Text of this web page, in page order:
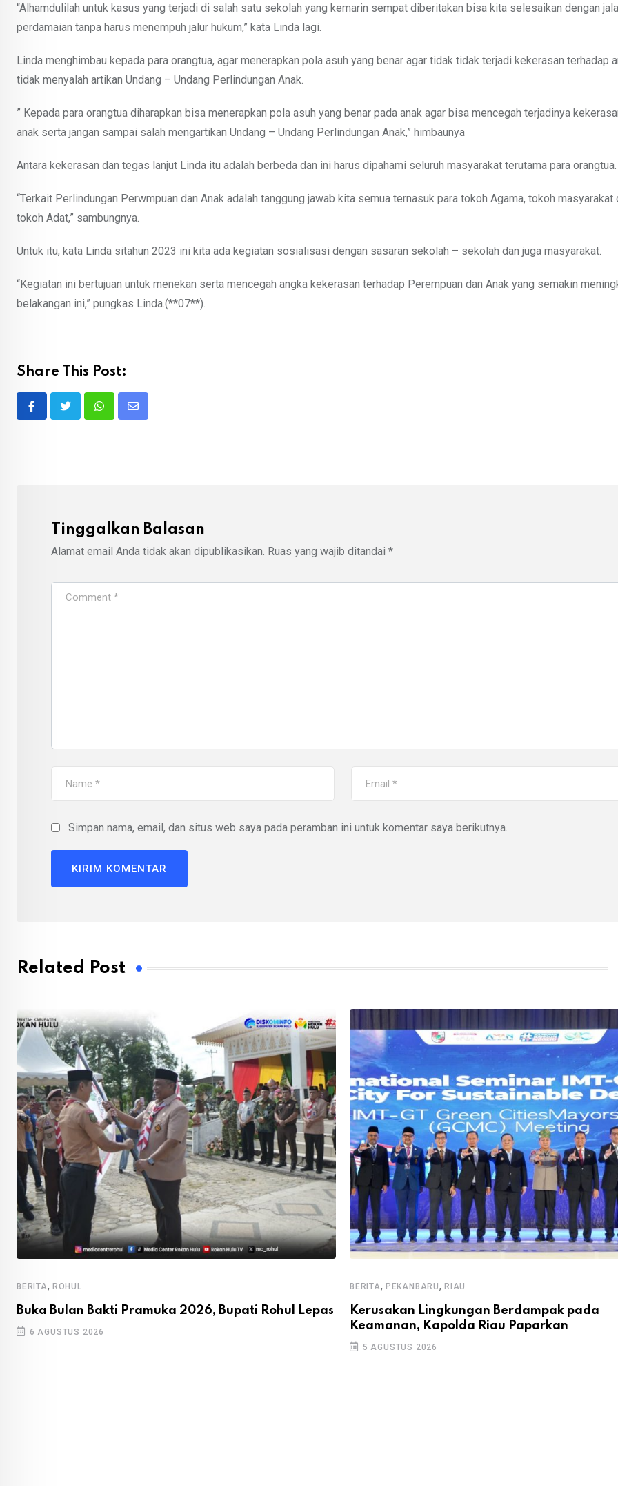
“Alhamdulilah untuk kasus yang terjadi di salah satu sekolah yang kemarin sempat diberitakan bisa kita selesaikan dengan
perdamaian tanpa harus menempuh jalur hukum,” kata Linda lagi.
Linda menghimbau kepada para orangtua, agar menerapkan pola asuh yang benar agar tidak tidak terjadi kekerasan terhadap
tidak menyalah artikan Undang – Undang Perlindungan Anak.
” Kepada para orangtua diharapkan bisa menerapkan pola asuh yang benar pada anak agar bisa mencegah terjadinya
anak serta jangan sampai salah mengartikan Undang – Undang Perlindungan Anak,” himbaunya
Antara kekerasan dan tegas lanjut Linda itu adalah berbeda dan ini harus dipahami seluruh masyarakat terutama para orangtua.
“Terkait Perlindungan Perwmpuan dan Anak adalah tanggung jawab kita semua ternasuk para tokoh Agama, tokoh masyarakat
tokoh Adat,” sambungnya.
Untuk itu, kata Linda sitahun 2023 ini kita ada kegiatan sosialisasi dengan sasaran sekolah – sekolah dan juga masyarakat.
“Kegiatan ini bertujuan untuk menekan serta mencegah angka kekerasan terhadap Perempuan dan Anak yang semakin
belakangan ini,” pungkas Linda.(**07**).
Share This Post:
WhatsappShare
Tinggalkan Balasan
Alamat email Anda tidak akan dipublikasikan. Ruas yang wajib ditandai *
Simpan nama, email, dan situs web saya pada peramban ini untuk komentar saya berikutnya.
Related Post
BERITA, ROHUL
Buka Bulan Bakti Pramuka 2026, Bupati Rohul Lepas
6 AGUSTUS 2026
BERITA, PEKANBARU,RIAU
Kerusakan Lingkungan Berdampak pada
Keamanan, Kapolda Riau Paparkan
5 AGUSTUS 2026